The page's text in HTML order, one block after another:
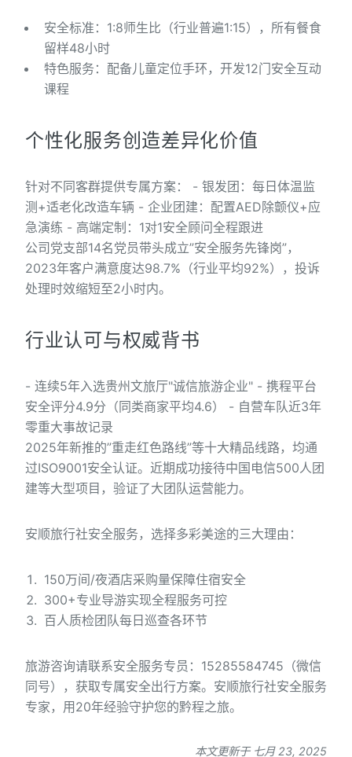
安全标准：1:8师生比（行业普遍1:15），所有餐食
留样48小时
特色服务：配备儿童定位手环，开发12门安全互动
课程
个性化服务创造差异化价值
针对不同客群提供专属方案： - 银发团：每日体温监
测+适老化改造车辆 - 企业团建：配置AED除颤仪+应
急演练 - 高端定制：1对1安全顾问全程跟进
公司党支部14名党员带头成立”安全服务先锋岗”，
2023年客户满意度达98.7%（行业平均92%），投诉
处理时效缩短至2小时内。
行业认可与权威背书
- 连续5年入选贵州文旅厅"诚信旅游企业" - 携程平台
安全评分4.9分（同类商家平均4.6） - 自营车队近3年
零重大事故记录
2025年新推的”重走红色路线”等十大精品线路，均通
过ISO9001安全认证。近期成功接待中国电信500人团
建等大型项目，验证了大团队运营能力。
安顺旅行社安全服务，选择多彩美途的三大理由：
150万间/夜酒店采购量保障住宿安全
300+专业导游实现全程服务可控
百人质检团队每日巡查各环节
旅游咨询请联系安全服务专员：15285584745（微信
同号），获取专属安全出行方案。安顺旅行社安全服务
专家，用20年经验守护您的黔程之旅。
本文更新于 七月 23, 2025